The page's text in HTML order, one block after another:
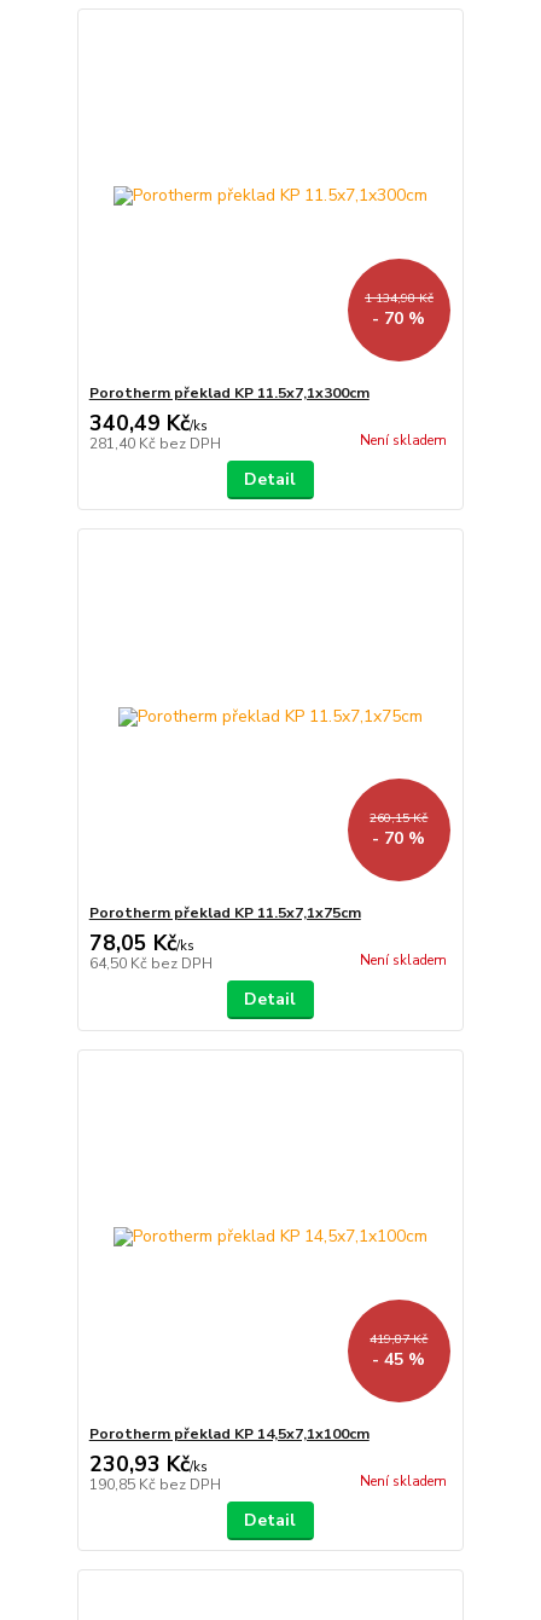
1 134,98 Kč
- 70 %
Porotherm překlad KP 11.5x7,1x300cm
340,49 Kč/ks
281,40 Kč bez DPH Není skladem
Detail
260,15 Kč
- 70 %
Porotherm překlad KP 11.5x7,1x75cm
78,05 Kč/ks
64,50 Kč bez DPH Není skladem
Detail
419,87 Kč
- 45 %
Porotherm překlad KP 14,5x7,1x100cm
230,93 Kč/ks
190,85 Kč bez DPH Není skladem
Detail